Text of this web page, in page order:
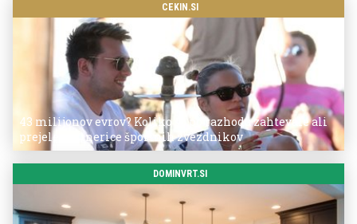
CEKIN.SI
43 milijonov evrov? Koliko so po razhodu zahtevale ali
prejele partnerice športnih zvezdnikov
DOMINVRT.SI